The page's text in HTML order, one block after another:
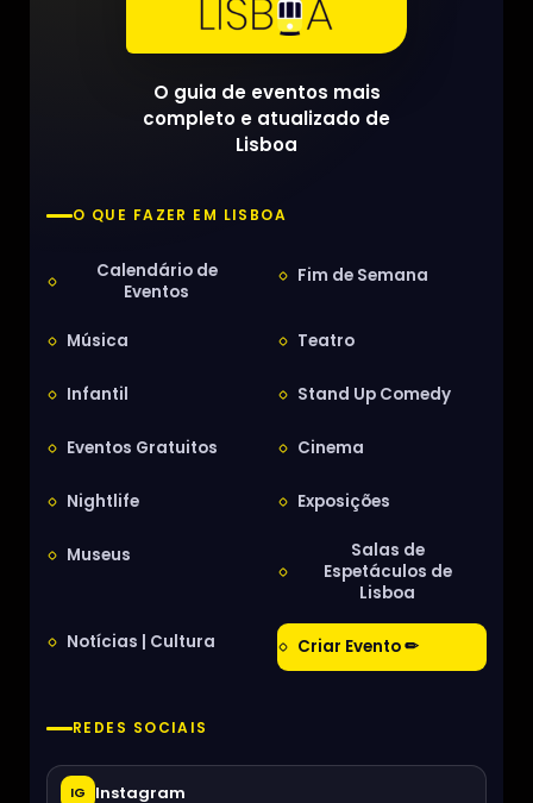
O guia de eventos mais
completo e atualizado de
Lisboa
O QUE FAZER EM LISBOA
Calendário de
Eventos
Fim de Semana
Música Teatro
Infantil Stand Up Comedy
Eventos Gratuitos Cinema
Nightlife Exposições
Museus
Salas de
Espetáculos de
Lisboa
Notícias | Cultura Criar Evento ✏
REDES SOCIAIS
IG Instagram